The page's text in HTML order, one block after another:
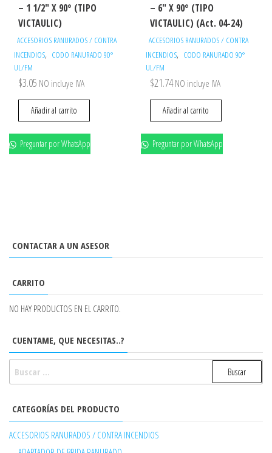
– 1 1/2″ X 90° (TIPO
VICTAULIC)
ACCESORIOS RANURADOS / CONTRA
INCENDIOS, CODO RANURADO 90°
UL/FM
$3.05 NO incluye IVA
Añadir al carrito
Preguntar por WhatsApp
– 6″ X 90° (TIPO
VICTAULIC) (Act. 04-24)
ACCESORIOS RANURADOS / CONTRA
INCENDIOS, CODO RANURADO 90°
UL/FM
$21.74NO incluye IVA
Añadir al carrito
Preguntar por WhatsApp
CONTACTAR A UN ASESOR
CARRITO
NO HAY PRODUCTOS EN EL CARRITO.
CUENTAME, QUE NECESITAS..?
CATEGORÍAS DEL PRODUCTO
ACCESORIOS RANURADOS / CONTRA INCENDIOS